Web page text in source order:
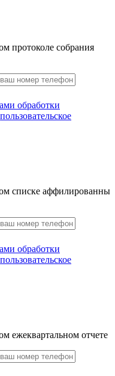
протоколе собрания
обработки
пользовательское
списке аффилированны
обработки
пользовательское
ежеквартальном отчете